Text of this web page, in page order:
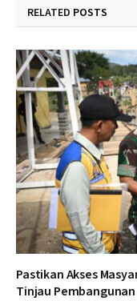
RELATED POSTS
Pastikan Akses
Tinjau